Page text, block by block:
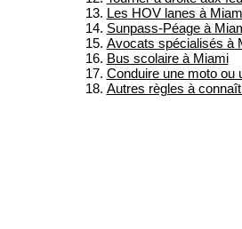
Les HOV lanes à
Sunpass-Péage à
Avocats spécialisés à
Bus scolaire à Miami
Conduire une moto ou
Autres règles à